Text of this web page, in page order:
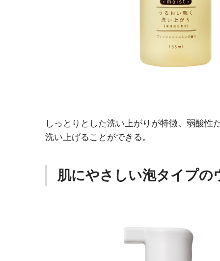
しっとりとした洗い上がりが特徴。弱酸性
洗い上げることができる。
肌にやさしい泡タイプの